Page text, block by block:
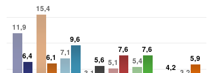
11,9
15,4
7,1
5,1 5,4
6,4 6,1
9,6
5,6
7,6
7,6
4,2
5,9